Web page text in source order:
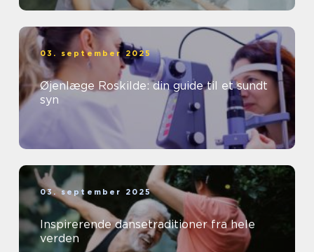
03. september 2025
Øjenlæge Roskilde: din guide til et sundt
syn
03. september 2025
Inspirerende dansetraditioner fra hele
verden